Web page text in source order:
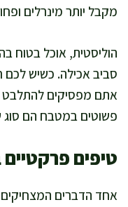
מקבל יותר מינרלים
הוליסטית, אוכל בטוח
סביב אכילה. כשיש לכם
אתם מפסיקים להתלבט
פשוטים במטבח הם
טיפים
אחד הדברים